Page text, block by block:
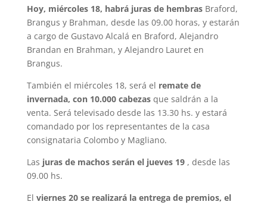
Hoy, miércoles 18, habrá juras de hembrasBraford,
Brangus y Brahman, desde las 09.00 horas, y estarán
a cargo de Gustavo Alcalá en Braford, Alejandro
Brandan en Brahman, y Alejandro Lauret en
Brangus.
También el miércoles 18, será el remate de
invernada, con 10.000 cabezasque saldrán a la
venta. Será televisado desde las 13.30 hs. y estará
comandado por los representantes de la casa
consignataria Colombo y Magliano.
Las juras de machos serán el jueves 19, desde las
09.00 hs.
El viernes 20 se realizará la entrega de premios, el